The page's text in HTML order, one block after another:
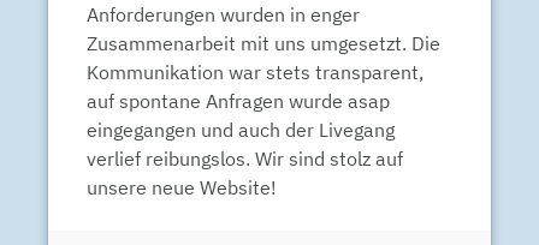
Anforderungen wurden in enger
Zusammenarbeit mit uns umgesetzt. Die
Kommunikation war stets transparent,
auf spontane Anfragen wurde asap
eingegangen und auch der Livegang
verlief reibungslos. Wir sind stolz auf
unsere neue Website!